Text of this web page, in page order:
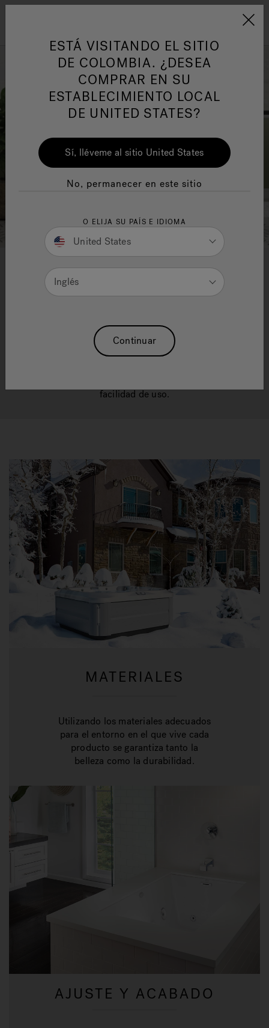
Jacuzzi&reg; Latin
Responsabilidad Social
HIDROMASAJE
CALIDAD
ofrecer confiabilidad, tanto en áreas internas como
externas. Desde la calidad de nuestros materiales
hasta el perfecto equilibrio entre forma y
facilidad de uso.
MATERIALES
Utilizando los materiales adecuados
para el entorno en el que vive cada
producto se garantiza tanto la
belleza como la durabilidad.
AJUSTE Y ACABADO
ESTÁ VISITANDO EL SITIO
DE COLOMBIA. ¿DESEA
COMPRAR EN SU
ESTABLECIMIENTO LOCAL
DE UNITED STATES?
Sí, lléveme al sitio United States
No, permanecer en este sitio
O ELIJA SU PAÍS E IDIOMA
United States
Inglés
Continuar